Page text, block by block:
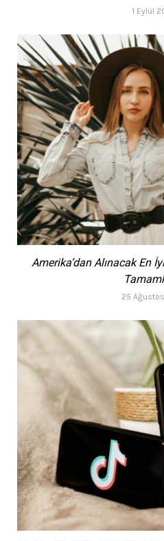
1 Eylül
Amerika’dan Alınacak En
25